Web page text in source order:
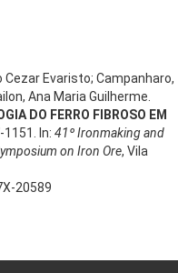
Cezar Evaristo; Campanharo,
Ana Maria Guilherme.
DO FERRO FIBROSO EM
1151. In: 41º Ironmaking and
on Iron Ore, Vila
20589